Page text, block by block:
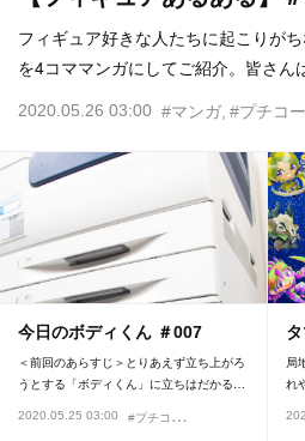
フィギュア好きな人たちに起こりが
を4コママンガにしてご紹介。皆さ
2020.05.26 03:00 #マンガ #プチコ
今日のボディくん ＃007
＜前回のあらすじ＞とりあえず立ち上がろ
うとする「ボディくん」に立ちはだかる…
2020.05.25 03:00 #
プチコーナー #今日のボディ
局
れ